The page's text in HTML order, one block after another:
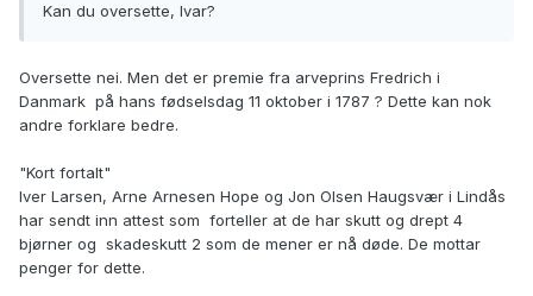
Kan du oversette, Ivar?
Oversette nei. Men det er premie fra arveprins Fredrich i
Danmark på hans fødselsdag 11 oktober i 1787 ? Dette kan nok
andre forklare bedre.
"Kort fortalt"
Iver Larsen, Arne Arnesen Hope og Jon Olsen Haugsvær i Lindås
har sendt inn attest som forteller at de har skutt og drept 4
bjørner og skadeskutt 2 som de mener er nå døde. De mottar
penger for dette.